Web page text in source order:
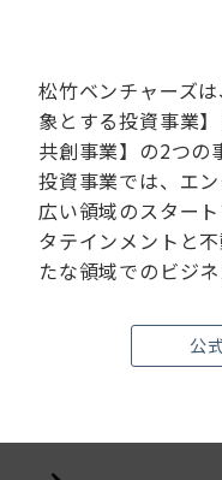
松竹ベンチャーズ
象とする投資事業
共創事業】の2つの
投資事業では、エ
広い領域のスター
タテインメントと
たな領域でのビジ
公